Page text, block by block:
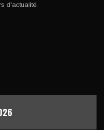
d'actualité.